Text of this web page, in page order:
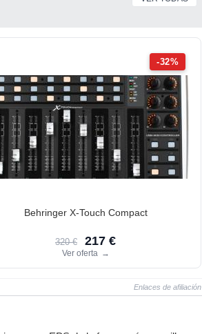
-32%
Behringer X-Touch Compact
320 € 217 €
Ver oferta →
Enlaces de afiliación